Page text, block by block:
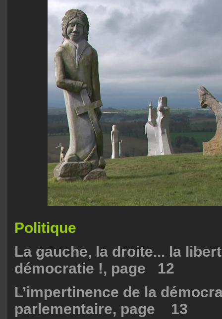
Politique
La gauche, la droite... la
démocratie !, page 12
L’impertinence de la
parlementaire, page 13